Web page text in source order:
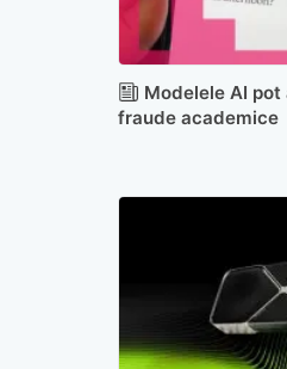
Modelele AI pot
fraude academice